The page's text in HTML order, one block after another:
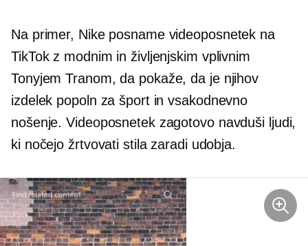
Na primer, Nike posname videoposnetek na
TikTok z modnim in življenjskim vplivnim
Tonyjem Tranom, da pokaže, da je njihov
izdelek popoln za šport in vsakodnevno
nošenje. Videoposnetek zagotovo navduši ljudi,
ki nočejo žrtvovati stila zaradi udobja.